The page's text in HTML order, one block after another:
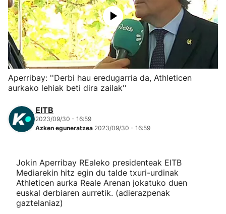
Herri-kirolak
Eskubaloia
Kirolak 360
Mendi-lasterketak
"Helmuga"
Aperribay: ''Derbi hau eredugarria da, Athleticen
aurkako lehiak beti dira zailak''
EITB
2023/09/30 - 16:59
Azken eguneratzea 2023/09/30 - 16:59
Jokin Aperribay REaleko presidenteak EITB
Mediarekin hitz egin du talde txuri-urdinak
Athleticen aurka Reale Arenan jokatuko duen
euskal derbiaren aurretik. (adierazpenak
gaztelaniaz)